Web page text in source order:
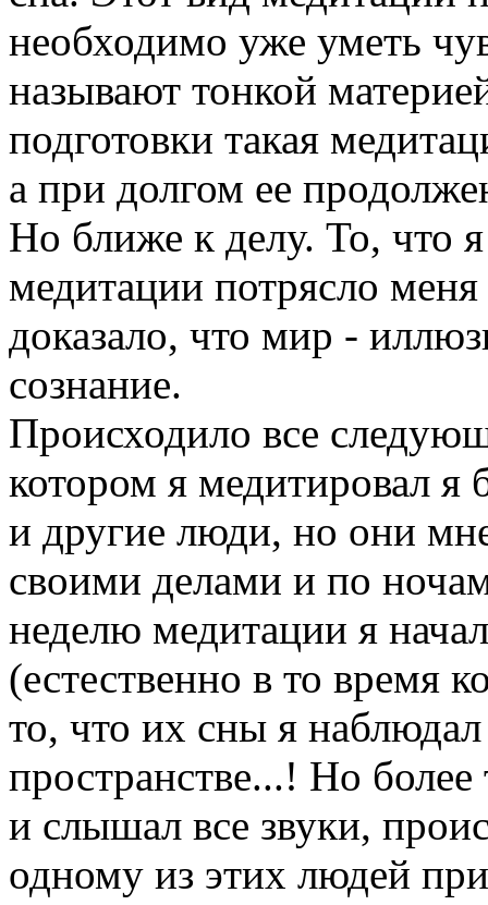
необходимо уже уметь
называют тонкой
подготовки такая
а при долгом ее
Но ближе к делу. То, что
медитации потрясло
доказало, что мир -
сознание.
Происходило все
котором я медитировал
и другие люди, но они
своими делами и по
неделю медитации я
(естественно в то время
то, что их сны я
пространстве...! Но
и слышал все звуки,
одному из этих людей